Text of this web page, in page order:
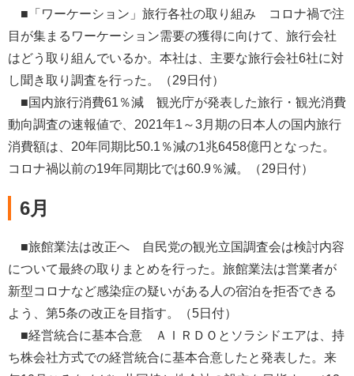
■「ワーケーション」旅行各社の取り組み コロナ禍で注
目が集まるワーケーション需要の獲得に向けて、旅行会社
はどう取り組んでいるか。本社は、主要な旅行会社6社に対
し聞き取り調査を行った。（29日付）
■国内旅行消費61％減 観光庁が発表した旅行・観光消費
動向調査の速報値で、2021年1～3月期の日本人の国内旅行
消費額は、20年同期比50.1％減の1兆6458億円となった。
コロナ禍以前の19年同期比では60.9％減。（29日付）
6月
■旅館業法は改正へ 自民党の観光立国調査会は検討内容
について最終の取りまとめを行った。旅館業法は営業者が
新型コロナなど感染症の疑いがある人の宿泊を拒否できる
よう、第5条の改正を目指す。（5日付）
■経営統合に基本合意 ＡＩＲＤＯとソラシドエアは、持
ち株会社方式での経営統合に基本合意したと発表した。来